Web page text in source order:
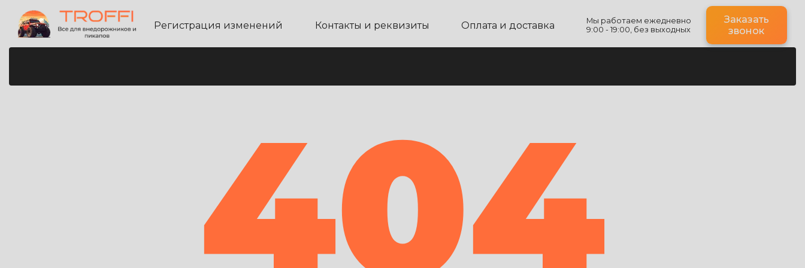
Регистрация изменений Контакты и реквизиты Оплата и доставка
Мы работаем ежедневно
9:00 - 19:00, без выходных
Заказать
звонок
404